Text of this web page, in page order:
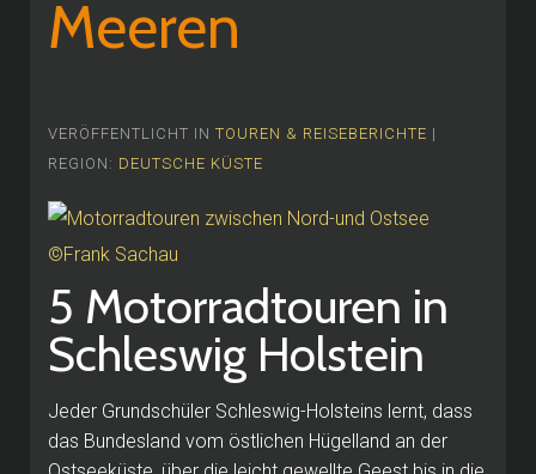
Meeren
VERÖFFENTLICHT IN TOUREN & REISEBERICHTE |
REGION: DEUTSCHE KÜSTE
5 Motorradtouren in
Schleswig Holstein
Jeder Grundschüler Schleswig-Holsteins lernt, dass
das Bundesland vom östlichen Hügelland an der